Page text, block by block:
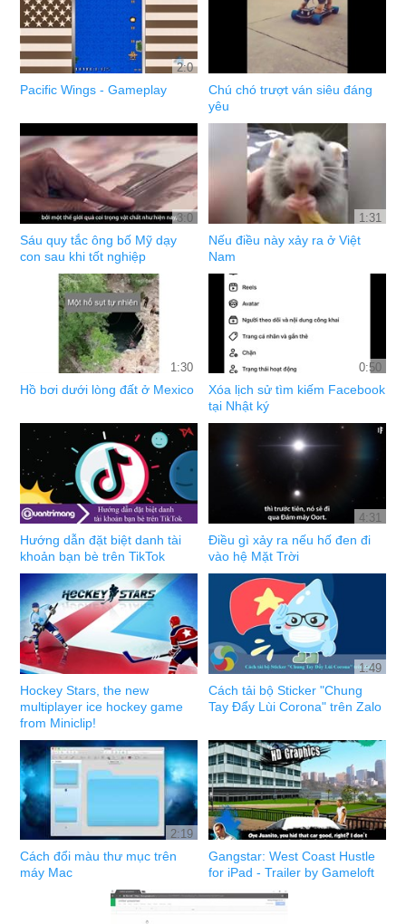
2:0
Pacific Wings - Gameplay
Chú chó trượt ván siêu đáng
yêu
3:0
Sáu quy tắc ông bố Mỹ dạy
con sau khi tốt nghiệp
1:31
Nếu điều này xảy ra ở Việt
Nam
1:30
Hồ bơi dưới lòng đất ở Mexico
0:50
Xóa lịch sử tìm kiếm Facebook
tại Nhật ký
Hướng dẫn đặt biệt danh tài
khoản bạn bè trên TikTok
4:31
Điều gì xảy ra nếu hố đen đi
vào hệ Mặt Trời
Hockey Stars, the new
multiplayer ice hockey game
from Miniclip!
1:49
Cách tải bộ Sticker "Chung
Tay Đẩy Lùi Corona" trên Zalo
2:19
Cách đổi màu thư mục trên
máy Mac
Gangstar: West Coast Hustle
for iPad - Trailer by Gameloft